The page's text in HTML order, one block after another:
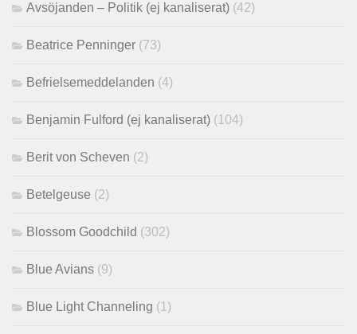
Avsöjanden – Politik (ej kanaliserat) (42)
Beatrice Penninger (73)
Befrielsemeddelanden (4)
Benjamin Fulford (ej kanaliserat) (104)
Berit von Scheven (2)
Betelgeuse (2)
Blossom Goodchild (302)
Blue Avians (9)
Blue Light Channeling (1)